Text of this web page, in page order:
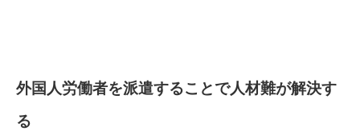
外国人労働者を派遣することで人材難が解決す
る